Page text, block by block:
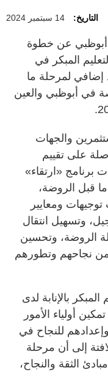
التاريخ: 14 سبتمبر 2024
أبوظبي عن خطوة
المبكر في
خلال توفير 1000 مقعد إضافي لمرحلة ما
مدرسة خاصة في أبوظبي والعين
والجهات
على تقييم
برنامج «ارتقاء»
قبل الروضة،
ومعايير
وتسهيل انتقال
إلى مرحلة الروضة، وتحسين
نجاحهم وتطورهم
بالإنابة لدى
أولياء الأمور
للنجاح في
إلى أن مرحلة
الثقة والنجاح،